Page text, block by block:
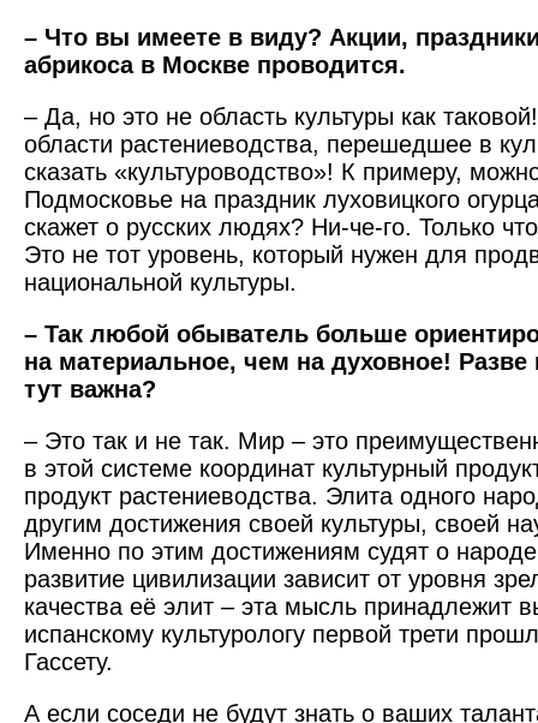
– Что вы имеете в виду? Акции,
абрикоса в Москве проводится.
– Да, но это не область культуры как
области растениеводства, перешедшее в
сказать «культуроводство»! К примеру,
Подмосковье на праздник луховицкого
скажет о русских людях? Ни-че-го. Только
Это не тот уровень, который нужен для
национальной культуры.
– Так любой обыватель больше
на материальное, чем на духовное! Разве
тут важна?
– Это так и не так. Мир – это
в этой системе координат культурный
продукт растениеводства. Элита одного
другим достижения своей культуры, своей
Именно по этим достижениям судят о
развитие цивилизации зависит от уровня
качества её элит – эта мысль принадлежит
испанскому культурологу первой трети
Гассету.
А если соседи не будут знать о ваших